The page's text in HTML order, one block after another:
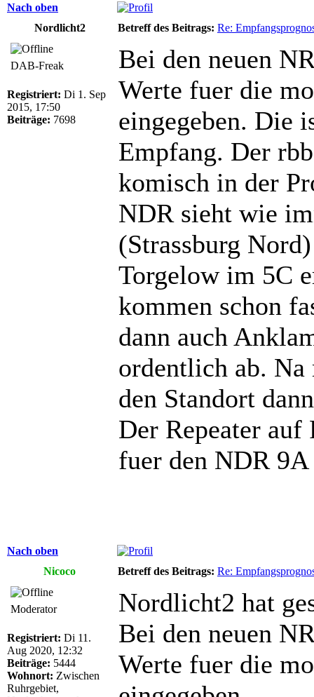
Nach oben
Nordlicht2
Betreff des Beitrags: Re:
DAB-Freak
Registriert: Di 1. Sep
2015, 17:50
Beiträge: 7698
Bei den neuen
Werte fuer die
eingegeben. Die
Empfang. Der
komisch in der
NDR sieht wie
(Strassburg
Torgelow im 5C
kommen schon
dann auch
ordentlich ab.
den Standort
Der Repeater
fuer den NDR
Nach oben
Nicoco
Betreff des Beitrags: Re:
Moderator
Registriert: Di 11.
Aug 2020, 12:32
Beiträge: 5444
Wohnort: Zwischen
Ruhrgebiet,
Nordlicht2 hat
Bei den neuen
Werte fuer die